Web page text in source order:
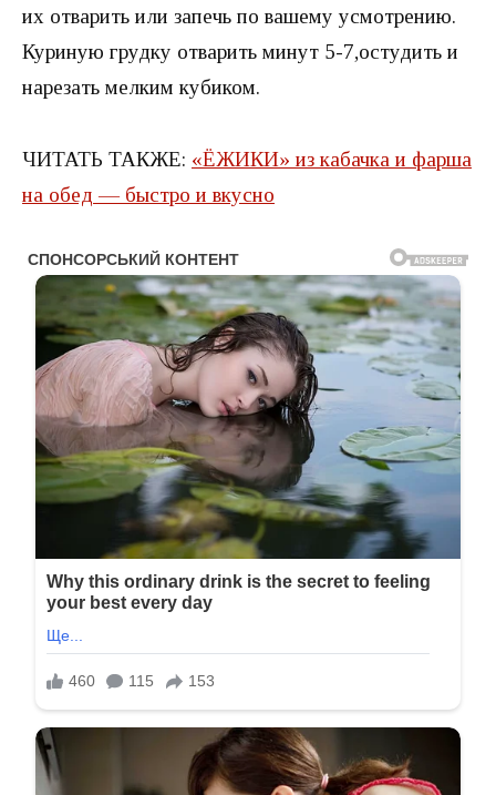
их отварить или запечь по вашему усмотрению.
Куриную грудку отварить минут 5-7,остудить и
нарезать мелким кубиком.
ЧИТАТЬ ТАКЖЕ: «ЁЖИКИ» из кабачка и фарша
на обед — быстро и вкусно